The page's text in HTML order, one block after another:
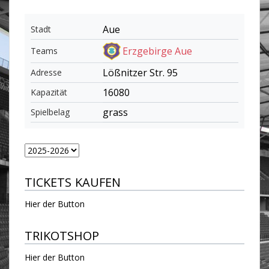
Stadt Aue
Teams Erzgebirge Aue
Adresse Lößnitzer Str. 95
Kapazität 16080
Spielbelag grass
TICKETS KAUFEN
Hier der Button
TRIKOTSHOP
Hier der Button